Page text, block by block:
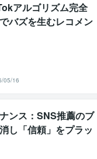
アルゴリズム完全
バズを生むレコメン
05/16
ンス：SNS推薦のブ
し「信頼」をプラッ
る透明性設計図